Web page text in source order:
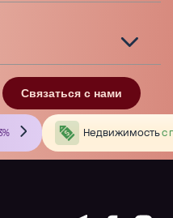
Связаться с нами
Недвижимостьс